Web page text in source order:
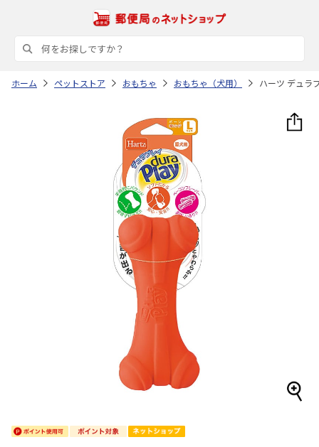
ホーム ペットストア おもちゃ おもちゃ（犬用） ハーツ デュラ